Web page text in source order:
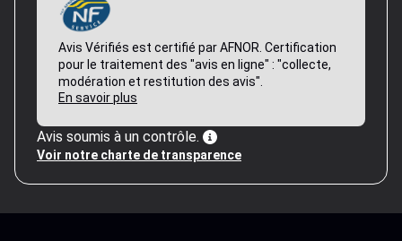
Avis Vérifiés est certifié par AFNOR. Certification
pour le traitement des "avis en ligne" : "collecte,
modération et restitution des avis".
En savoir plus
Avis soumis à un contrôle.
Voir notre charte de transparence